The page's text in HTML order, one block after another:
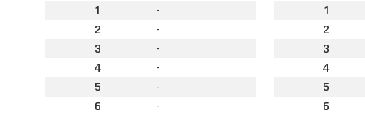
1
-
2
-
3
-
4
-
5
-
6
-
1
2
3
4
5
6